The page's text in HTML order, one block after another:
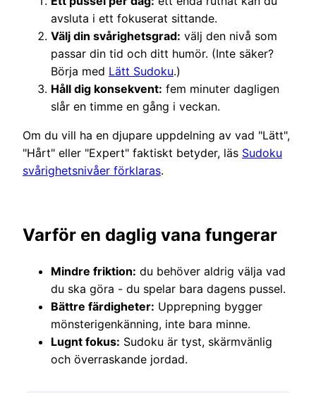
avsluta i ett fokuserat sittande.
Välj din svårighetsgrad: välj den nivå som
passar din tid och ditt humör. (Inte säker?
Börja med Lätt Sudoku.)
Håll dig konsekvent: fem minuter dagligen
slår en timme en gång i veckan.
Om du vill ha en djupare uppdelning av vad "Lätt",
"Hårt" eller "Expert" faktiskt betyder, läs Sudoku
svårighetsnivåer förklaras.
Varför en daglig vana fungerar
Mindre friktion: du behöver aldrig välja vad
du ska göra - du spelar bara dagens pussel.
Bättre färdigheter: Upprepning bygger
mönsterigenkänning, inte bara minne.
Lugnt fokus: Sudoku är tyst, skärmvänlig
och överraskande jordad.